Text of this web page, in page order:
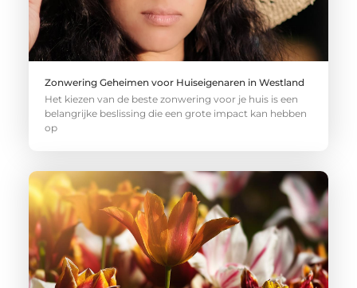
Zonwering Geheimen voor Huiseigenaren in Westland
Het kiezen van de beste zonwering voor je huis is een
belangrijke beslissing die een grote impact kan hebben
op